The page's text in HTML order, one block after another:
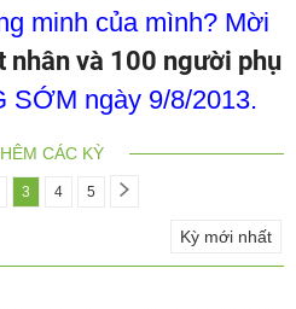
minh của mình? Mời
nhân và 100 người phụ
SỚM ngày 9/8/2013.
CÁC KỲ
3 4 5
Kỳ mới nhất